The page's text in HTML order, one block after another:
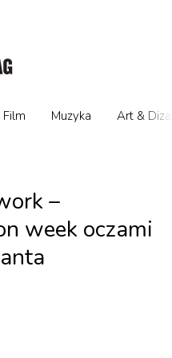
Film Muzyka Art &
–
week oczami